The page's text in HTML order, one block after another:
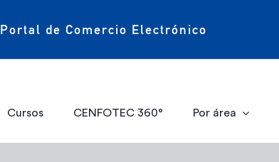
Portal de Comercio Electrónico
Cursos CENFOTEC 360° Por área